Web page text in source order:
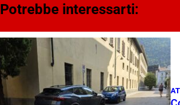
Potrebbe interessarti: